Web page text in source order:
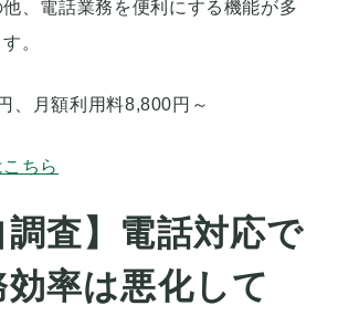
、電話業務を便利にする機能が多
。
、月額利用料8,800円～
ちら
調査】電話対応で
効率は悪化して